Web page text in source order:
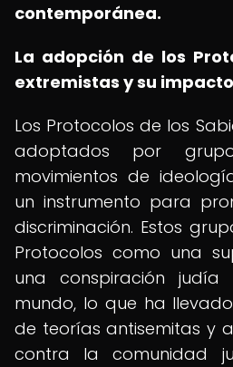
contemporánea.
La adopción de los
extremistas y su
Los Protocolos de los
adoptados por
movimientos de
un instrumento para
discriminación. Estos
Protocolos como una
una conspiración
mundo, lo que ha
de teorías antisemitas y
contra la comunidad